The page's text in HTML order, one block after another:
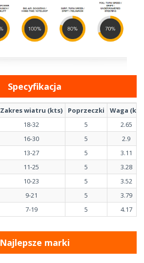
Specyfikacja
Zakres wiatru (kts) Poprzeczki
Waga (kg)
18-32 5
2.65
16-30 5
2.9
13-27 5
3.11
11-25 5
3.28
10-23 5
3.52
9-21 5
3.79
7-19 5 4.17
Najlepsze marki